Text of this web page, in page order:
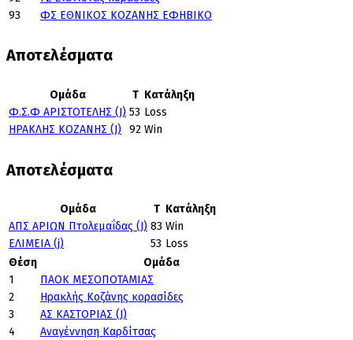
93
ΦΣ ΕΘΝΙΚΟΣ ΚΟΖΑΝΗΣ ΕΦΗΒΙΚΟ
Αποτελέσματα
Ομάδα T Κατάληξη
Φ.Σ.Φ ΑΡΙΣΤΟΤΕΛΗΣ (J) 53 Loss
ΗΡΑΚΛΗΣ ΚΟΖΑΝΗΣ (J)
92 Win
Αποτελέσματα
Ομάδα T Κατάληξη
ΑΠΣ ΑΡΙΩΝ Πτολεμαΐδας (J) 83 Win
ΕΛΙΜΕΙΑ (j)
53 Loss
Θέση
Ομάδα
1
ΠΑΟΚ ΜΕΣΟΠΟΤΑΜΙΑΣ
2
Ηρακλής Κοζάνης κορασίδες
3
ΑΣ ΚΑΣΤΟΡΙΑΣ (J)
4
Αναγέννηση Καρδίτσας